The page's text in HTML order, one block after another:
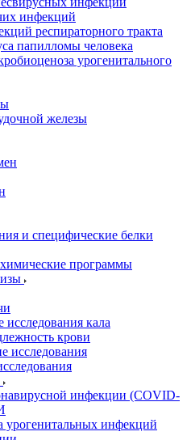
инфекций
респираторного тракта
папилломы человека
урогенитального
железы
и специфические белки
программы
кала
крови
исследования
инфекции (COVID-
инфекций